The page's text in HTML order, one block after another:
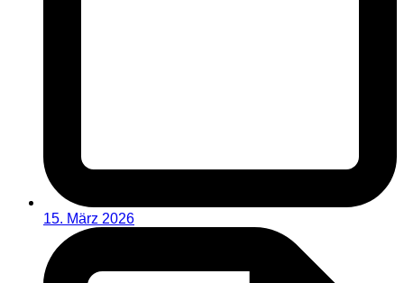
15. März 2026